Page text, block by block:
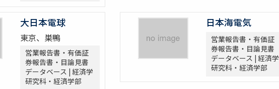
大日本電球
東京、巣鴨
営業報告書・有価証
券報告書・目論見書
データベース | 経済学
研究科・経済学部
日本海電気
営業報告書・有価証
券報告書・目論見書
データベース | 経済学
研究科・経済学部